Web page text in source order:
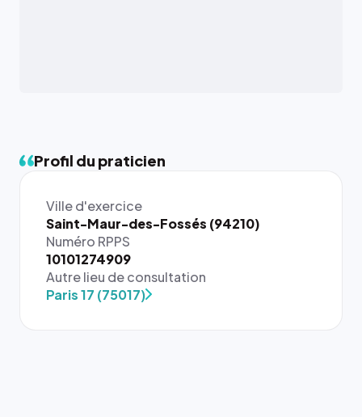
Profil du praticien
Ville d'exercice
Saint-Maur-des-Fossés (94210)
Numéro RPPS
10101274909
Autre lieu de consultation
Paris 17 (75017)